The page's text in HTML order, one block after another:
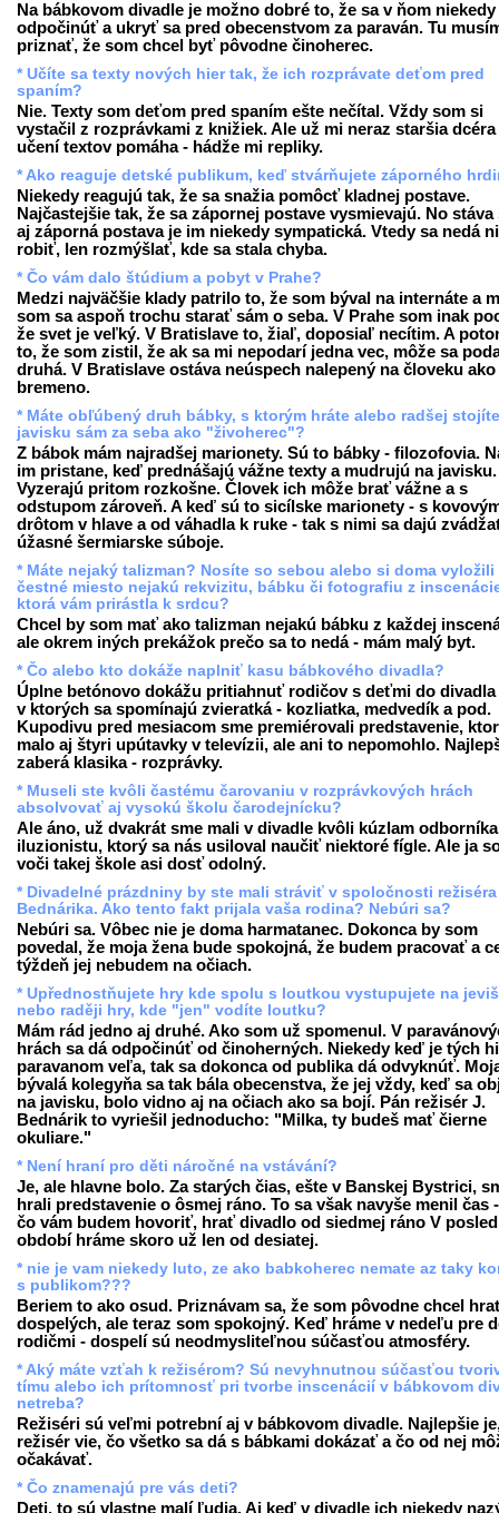
Na bábkovom divadle je možno dobré to, že sa v ňom niekedy
odpočinúť a ukryť sa pred obecenstvom za paraván. Tu
priznať, že som chcel byť pôvodne činoherec.
* Učíte sa texty nových hier tak, že ich rozprávate deťom pred
spaním?
Nie. Texty som deťom pred spaním ešte nečítal. Vždy som si
vystačil z rozprávkami z knižiek. Ale už mi neraz staršia
učení textov pomáha - hádže mi repliky.
* Ako reaguje detské publikum, keď stvárňujete záporného
Niekedy reagujú tak, že sa snažia pomôcť kladnej postave.
Najčastejšie tak, že sa zápornej postave vysmievajú. No stáva
aj záporná postava je im niekedy sympatická. Vtedy sa nedá
robiť, len rozmýšlať, kde sa stala chyba.
* Čo vám dalo štúdium a pobyt v Prahe?
Medzi najväčšie klady patrilo to, že som býval na internáte a
som sa aspoň trochu starať sám o seba. V Prahe som inak
že svet je veľký. V Bratislave to, žiaľ, doposiaľ necítim. A
to, že som zistil, že ak sa mi nepodarí jedna vec, môže sa
druhá. V Bratislave ostáva neúspech nalepený na človeku ako
bremeno.
* Máte obľúbený druh bábky, s ktorým hráte alebo radšej
javisku sám za seba ako "živoherec"?
Z bábok mám najradšej marionety. Sú to bábky - filozofovia.
im pristane, keď prednášajú vážne texty a mudrujú na javisku.
Vyzerajú pritom rozkošne. Človek ich môže brať vážne a s
odstupom zároveň. A keď sú to sicílske marionety - s
drôtom v hlave a od váhadla k ruke - tak s nimi sa dajú
úžasné šermiarske súboje.
* Máte nejaký talizman? Nosíte so sebou alebo si doma vyložili
čestné miesto nejakú rekvizitu, bábku či fotografiu z
ktorá vám prirástla k srdcu?
Chcel by som mať ako talizman nejakú bábku z každej
ale okrem iných prekážok prečo sa to nedá - mám malý byt.
* Čo alebo kto dokáže naplniť kasu bábkového divadla?
Úplne betónovo dokážu pritiahnuť rodičov s deťmi do
v ktorých sa spomínajú zvieratká - kozliatka, medvedík a pod.
Kupodivu pred mesiacom sme premiérovali predstavenie,
malo aj štyri upútavky v televízii, ale ani to nepomohlo.
zaberá klasika - rozprávky.
* Museli ste kvôli častému čarovaniu v rozprávkových hrách
absolvovať aj vysokú školu čarodejnícku?
Ale áno, už dvakrát sme mali v divadle kvôli kúzlam odborníka
iluzionistu, ktorý sa nás usiloval naučiť niektoré fígle. Ale ja
voči takej škole asi dosť odolný.
* Divadelné prázdniny by ste mali stráviť v spoločnosti režiséra
Bednárika. Ako tento fakt prijala vaša rodina? Nebúri sa?
Nebúri sa. Vôbec nie je doma harmatanec. Dokonca by som
povedal, že moja žena bude spokojná, že budem pracovať a
týždeň jej nebudem na očiach.
* Upřednostňujete hry kde spolu s loutkou vystupujete na
nebo raději hry, kde "jen" vodíte loutku?
Mám rád jedno aj druhé. Ako som už spomenul. V
hrách sa dá odpočinúť od činoherných. Niekedy keď je tých
paravanom veľa, tak sa dokonca od publika dá odvyknúť.
bývalá kolegyňa sa tak bála obecenstva, že jej vždy, keď sa
na javisku, bolo vidno aj na očiach ako sa bojí. Pán režisér J.
Bednárik to vyriešil jednoducho: "Milka, ty budeš mať čierne
okuliare."
* Není hraní pro děti náročné na vstávání?
Je, ale hlavne bolo. Za starých čias, ešte v Banskej Bystrici,
hrali predstavenie o ôsmej ráno. To sa však navyše menil čas
čo vám budem hovoriť, hrať divadlo od siedmej ráno V
období hráme skoro už len od desiatej.
* nie je vam niekedy luto, ze ako babkoherec nemate az taky
s publikom???
Beriem to ako osud. Priznávam sa, že som pôvodne chcel
dospelých, ale teraz som spokojný. Keď hráme v nedeľu pre
rodičmi - dospelí sú neodmysliteľnou súčasťou atmosféry.
* Aký máte vzťah k režisérom? Sú nevyhnutnou súčasťou
tímu alebo ich prítomnosť pri tvorbe inscenácií v bábkovom
netreba?
Režiséri sú veľmi potrební aj v bábkovom divadle. Najlepšie
režisér vie, čo všetko sa dá s bábkami dokázať a čo od nej
očakávať.
* Čo znamenajú pre vás deti?
Deti, to sú vlastne malí ľudia. Aj keď v divadle ich niekedy